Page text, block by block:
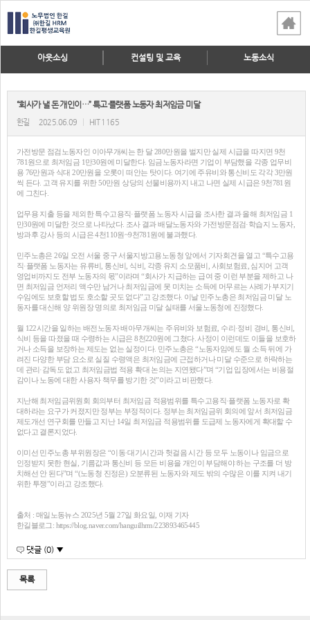
아웃소싱 컨설팅 및 교육 노동소식
“회사가 낼 돈 개인이…” 특고·플랫폼 노동자 최저임금 미달
한길 2025.06.09 HIT 1165
가전방문 점검노동자인 이아무개씨는 한 달 280만원을 벌지만 실제 시급을 따지면 9천
781원으로 최저임금 1만30원에 미달한다. 임금노동자라면 기업이 부담했을 각종 업무비
용 76만원과 식대 20만원을 오롯이 떠안는 탓이다. 여기에 주유비와 통신비도 각각 3만원
씩 든다. 고객 유지를 위한 50만원 상당의 선물비용까지 내고 나면 실제 시급은 9천781원
에 그친다.
업무용 지출 등을 제외한 특수고용직·플랫폼 노동자 시급을 조사한 결과 올해 최저임금 1
만30원에 미달한 것으로 나타났다. 조사 결과 배달노동자와 가전방문점검·학습지 노동자,
방과후 강사 등의 시급은 4천110원~9천781원에 불과했다.
민주노총은 26일 오전 서울 중구 서울지방고용노동청 앞에서 기자회견을 열고 “특수고용
직·플랫폼 노동자는 유류비, 통신비, 식비, 각종 유지 소모품비, 사회보험료, 심지어 고객
영업비까지도 전부 노동자의 몫”이라며 “회사가 지급하는 급여 중 이런 부분을 제하고 나
면 최저임금 언저리 액수만 남거나 최저임금에 못 미치는 소득에 머무르는 사례가 부지기
수임에도 보호할 법도 호소할 곳도 없다”고 강조했다. 이날 민주노총은 최저임금 미달 노
동자를 대신해 양 위원장 명의로 최저임금 미달 실태를 서울노동청에 진정했다.
월 122시간을 일하는 배전노동자 배아무개씨는 주유비와 보험료, 수리·정비 경비, 통신비,
식비 등을 따졌을 때 수령하는 시급은 8천220원에 그쳤다. 사정이 이런데도 이들을 보호하
거나 소득을 보장하는 제도는 없는 실정이다. 민주노총은 “노동자임에도 월 소득 뒤에 가
려진 다양한 부담 요소로 실질 수령액은 최저임금에 근접하거나 미달 수준으로 하락하는
데 관리·감독도 없고 최저임금법 적용 확대 논의는 지연됐다”며 “기업 입장에서는 비용절
감이나 노동에 대한 사용자 책무를 방기한 것”이라고 비판했다.
지난해 최저임금위원회 회의부터 최저임금 적용범위를 특수고용직·플랫폼 노동자로 확
대하라는 요구가 커졌지만 정부는 부정적이다. 정부는 최저임금위 회의에 앞서 최저임금
제도개선 연구회를 만들고 지난 14일 최저임금 적용범위를 도급제 노동자에게 확대할 수
없다고 결론지었다.
이미선 민주노총 부위원장은 “이동·대기시간과 헛걸음 시간 등 모두 노동이나 임금으로
인정받지 못한 현실, 기름값과 통신비 등 모든 비용을 개인이 부담해야 하는 구조를 더 방
치해선 안 된다”며 “(노동청 진정은) 오분류된 노동자와 제도 밖의 수많은 이를 지켜 내기
위한 투쟁”이라고 강조했다.
출처 : 매일노동뉴스 2025년 5월 27일 화요일, 이재 기자
한길블로그: https://blog.naver.com/hanguilhrm/223893465445
댓글 (0) ▼
목록